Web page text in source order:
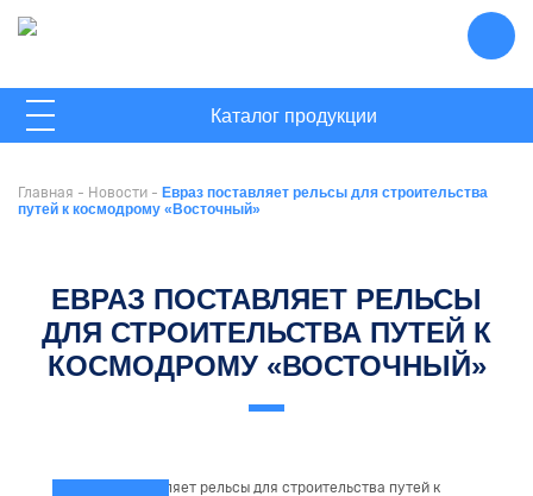
ГЛАВНАЯ
НОВОСТИ
Каталог продукции
Главная - Новости - Евраз поставляет рельсы для строительства
путей к космодрому «Восточный»
ЕВРАЗ ПОСТАВЛЯЕТ РЕЛЬСЫ
ДЛЯ СТРОИТЕЛЬСТВА ПУТЕЙ К
КОСМОДРОМУ «ВОСТОЧНЫЙ»